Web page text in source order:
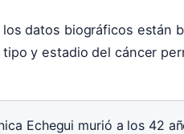
los datos biográficos están
y estadio del cáncer
Echegui murió a los 42